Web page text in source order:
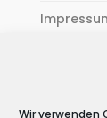
Wir verwenden
Zahlung